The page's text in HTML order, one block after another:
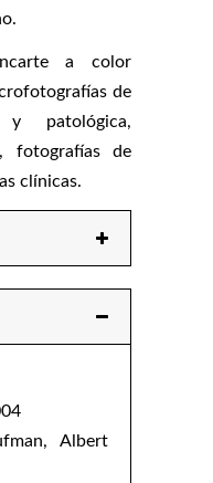
a color
de
patológica,
fotografías de
clínicas.
, Albert